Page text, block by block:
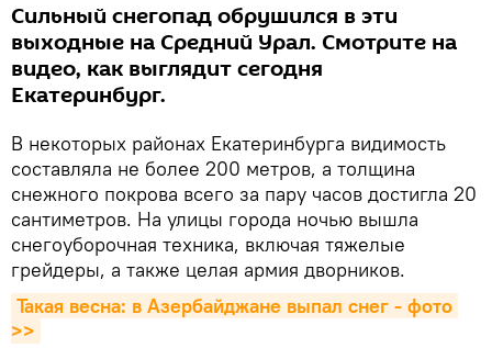
Сильный снегопад обрушился в эти
выходные на Средний Урал. Смотрите на
видео, как выглядит сегодня
Екатеринбург.
В некоторых районах Екатеринбурга видимость
составляла не более 200 метров, а толщина
снежного покрова всего за пару часов достигла 20
сантиметров. На улицы города ночью вышла
снегоуборочная техника, включая тяжелые
грейдеры, а также целая армия дворников.
Такая весна: в Азербайджане выпал снег - фото
>>